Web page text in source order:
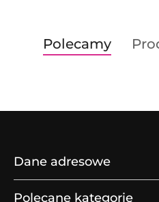
Pomiń karuzelę
Produkty
o
Polecamy
Dane adresowe
Polecane kategorie